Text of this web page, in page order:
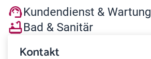
Kundendienst & Wartung
Bad & Sanitär
Kontakt